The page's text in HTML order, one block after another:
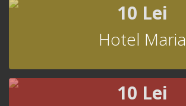
10 Lei
Hotel Maria
10 Lei